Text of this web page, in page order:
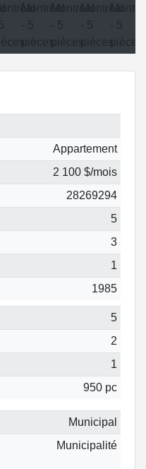
Appartement
2 100 $/mois
28269294
5
3
1
1985
5
2
1
950 pc
Municipal
Municipalité